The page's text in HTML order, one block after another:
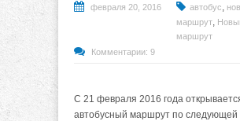
февраля 20, 2016 автобус,
маршрут,
маршрут
Комментарии: 9
С 21 февраля 2016 года
автобусный маршрут по следующей